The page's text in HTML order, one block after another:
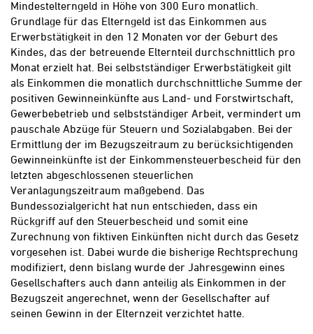
Mindestelterngeld in Höhe von 300 Euro monatlich.
Grundlage für das Elterngeld ist das Einkommen aus
Erwerbstätigkeit in den 12 Monaten vor der Geburt des
Kindes, das der betreuende Elternteil durchschnittlich pro
Monat erzielt hat. Bei selbstständiger Erwerbstätigkeit gilt
als Einkommen die monatlich durchschnittliche Summe der
positiven Gewinneinkünfte aus Land- und Forstwirtschaft,
Gewerbebetrieb und selbstständiger Arbeit, vermindert um
pauschale Abzüge für Steuern und Sozialabgaben. Bei der
Ermittlung der im Bezugszeitraum zu berücksichtigenden
Gewinneinkünfte ist der Einkommensteuerbescheid für den
letzten abgeschlossenen steuerlichen
Veranlagungszeitraum maßgebend. Das
Bundessozialgericht hat nun entschieden, dass ein
Rückgriff auf den Steuerbescheid und somit eine
Zurechnung von fiktiven Einkünften nicht durch das Gesetz
vorgesehen ist. Dabei wurde die bisherige Rechtsprechung
modifiziert, denn bislang wurde der Jahresgewinn eines
Gesellschafters auch dann anteilig als Einkommen in der
Bezugszeit angerechnet, wenn der Gesellschafter auf
seinen Gewinn in der Elternzeit verzichtet hatte.